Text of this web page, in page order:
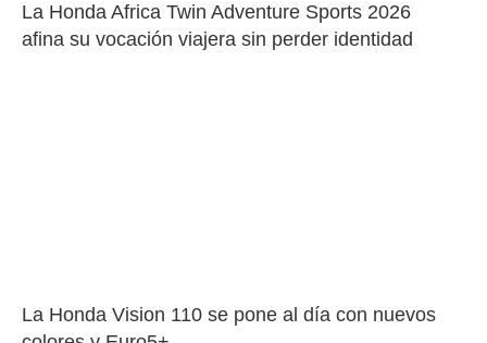
La Honda Africa Twin Adventure Sports 2026
afina su vocación viajera sin perder identidad
La Honda Vision 110 se pone al día con nuevos